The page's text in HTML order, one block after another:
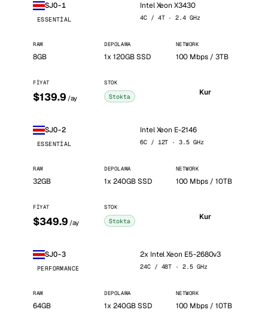
SJO-1
ESSENTIAL
Intel Xeon X3430
4C / 4T · 2.4 GHz
RAM
8GB
DEPOLAMA
1x 120GB SSD
NETWORK
100 Mbps / 3TB
FIYAT
$139.9 /ay
STOK
Stokta Kur
SJO-2
ESSENTIAL
Intel Xeon E-2146
6C / 12T · 3.5 GHz
RAM
32GB
DEPOLAMA
1x 240GB SSD
NETWORK
100 Mbps / 10TB
FIYAT
$349.9 /ay
STOK
Stokta Kur
SJO-3
PERFORMANCE
2x Intel Xeon E5-2680v3
24C / 48T · 2.5 GHz
RAM
64GB
DEPOLAMA
1x 240GB SSD
NETWORK
100 Mbps / 10TB